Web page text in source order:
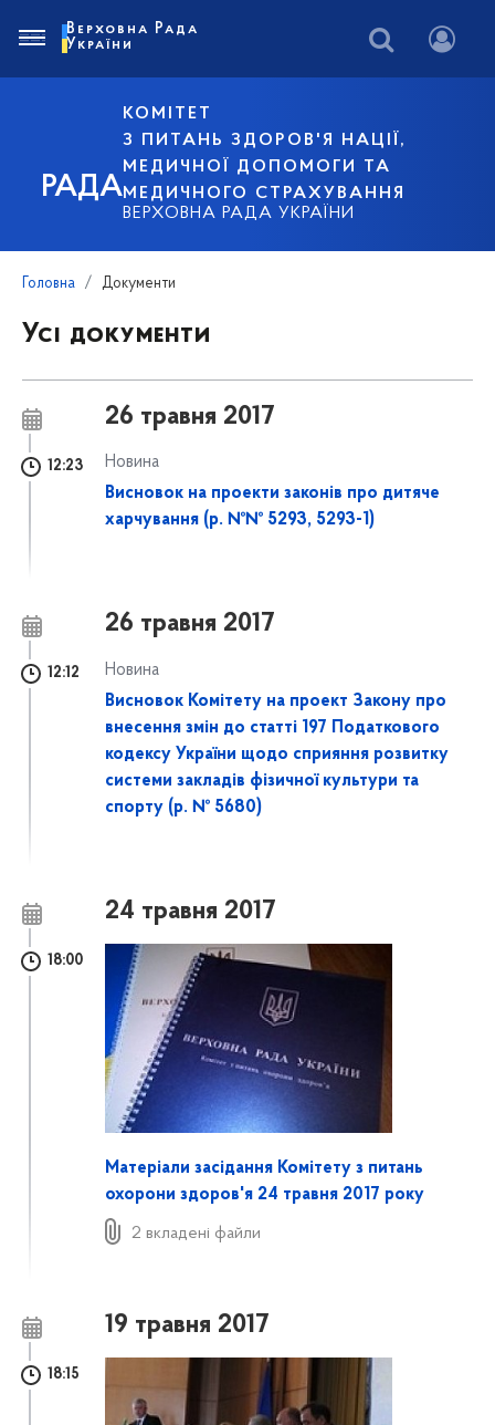
РАДА
КОМІТЕТ
З ПИТАНЬ ЗДОРОВ'Я НАЦІЇ,
МЕДИЧНОЇ ДОПОМОГИ ТА
МЕДИЧНОГО СТРАХУВАННЯ
ВЕРХОВНА РАДА УКРАЇНИ
Верховна Рада
України
Головна Документи
Усі документи
26 травня 2017
12:23
Новина
Висновок на проекти законів про дитяче
харчування (р. №№ 5293, 5293-1)
26 травня 2017
12:12
Новина
Висновок Комітету на проект Закону про
внесення змін до статті 197 Податкового
кодексу України щодо сприяння розвитку
системи закладів фізичної культури та
спорту (р. № 5680)
24 травня 2017
18:00
Матеріали засідання Комітету з питань
охорони здоров'я 24 травня 2017 року
2 вкладені файли
19 травня 2017
18:15